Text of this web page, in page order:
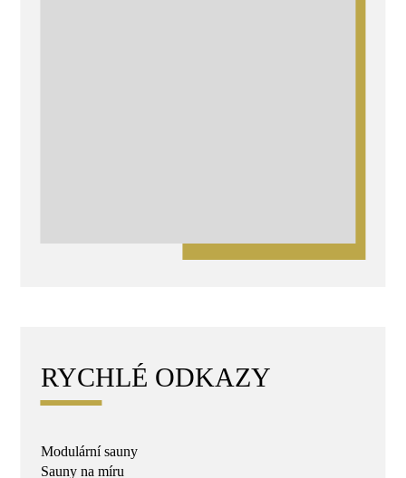
RYCHLÉ ODKAZY
Modulární sauny
Sauny na míru